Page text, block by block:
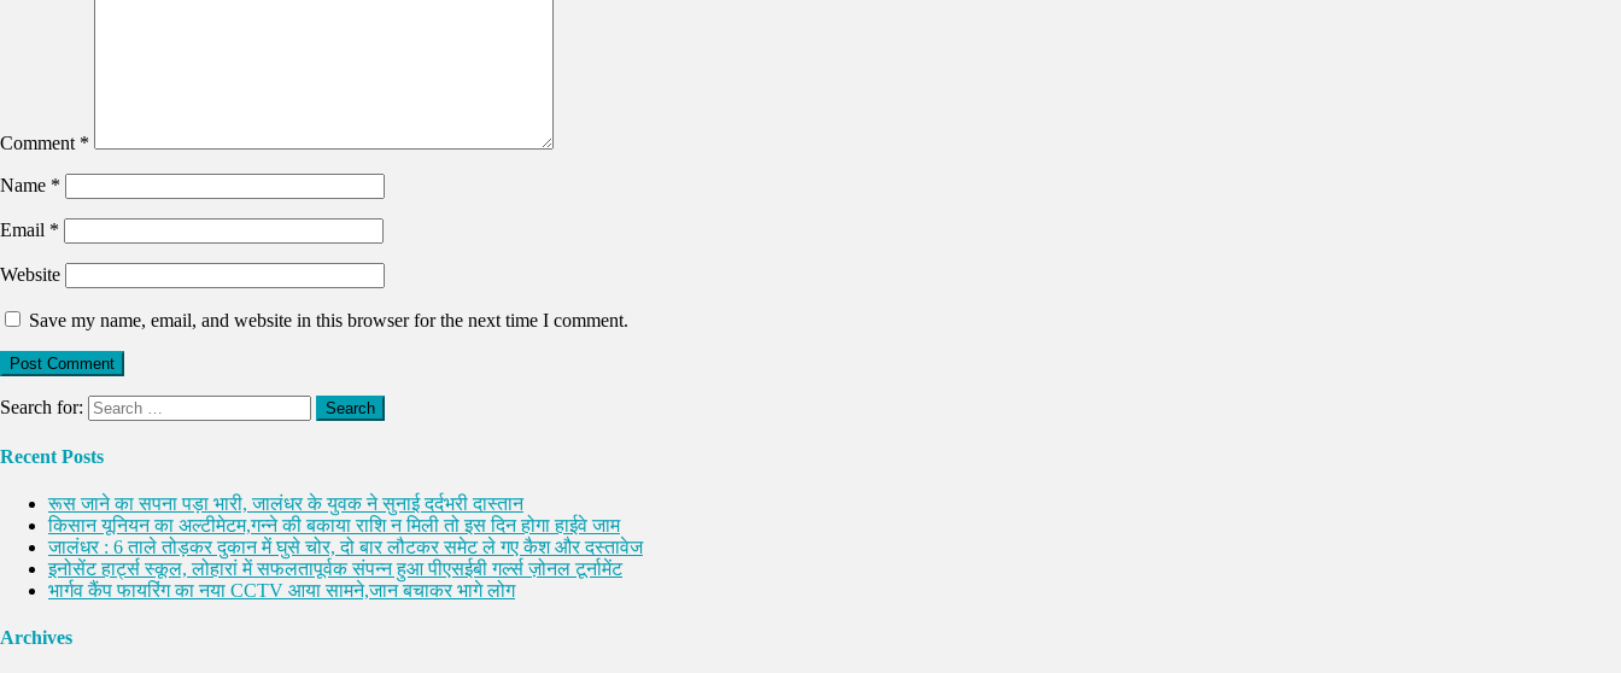
Comment *
Name *
Email *
Website
Save my name, email, and website in this browser for the next time I comment.
Search for:
Recent Posts
रूस जाने का सपना पड़ा भारी, जालंधर के युवक ने सुनाई दर्दभरी दास्तान
किसान यूनियन का अल्टीमेटम,गन्ने की बकाया राशि न मिली तो इस दिन होगा हाईवे जाम
जालंधर : 6 ताले तोड़कर दुकान में घुसे चोर, दो बार लौटकर समेट ले गए कैश और दस्तावेज
इनोसेंट हार्ट्स स्कूल, लोहारां में सफलतापूर्वक संपन्न हुआ पीएसईबी गर्ल्स ज़ोनल टूर्नामेंट
भार्गव कैंप फायरिंग का नया CCTV आया सामने,जान बचाकर भागे लोग
Archives